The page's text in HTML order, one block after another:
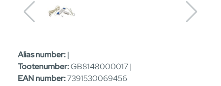
Alias number:|
Tootenumber:GB8148000017 |
EAN number:7391530069456